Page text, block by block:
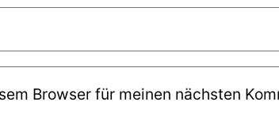
Browser für meinen nächsten